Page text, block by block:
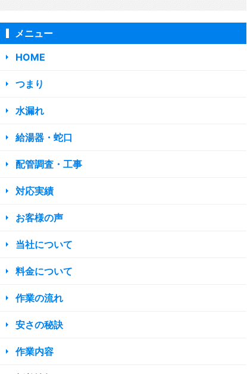
メニュー
HOME
つまり
水漏れ
給湯器・蛇口
配管調査・工事
対応実績
お客様の声
当社について
料金について
作業の流れ
安さの秘訣
作業内容